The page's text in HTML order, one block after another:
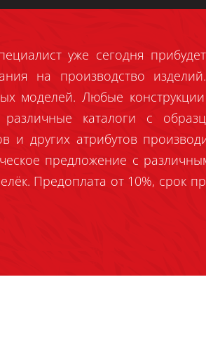
уже сегодня
на производство
моделей. Любые
каталоги с
и других атрибутов
предложение с
Предоплата от 10%, срок